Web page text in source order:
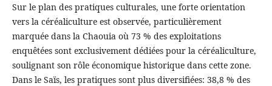
Sur le plan des pratiques culturales, une forte orientation
vers la céréaliculture est observée, particulièrement
marquée dans la Chaouia où 73 % des exploitations
enquêtées sont exclusivement dédiées pour la céréaliculture,
soulignant son rôle économique historique dans cette zone.
Dans le Saïs, les pratiques sont plus diversifiées: 38,8 % des